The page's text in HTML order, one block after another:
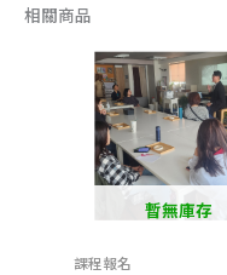
相關商品
暫無庫存
課程報名
此
產
品
有
多
種